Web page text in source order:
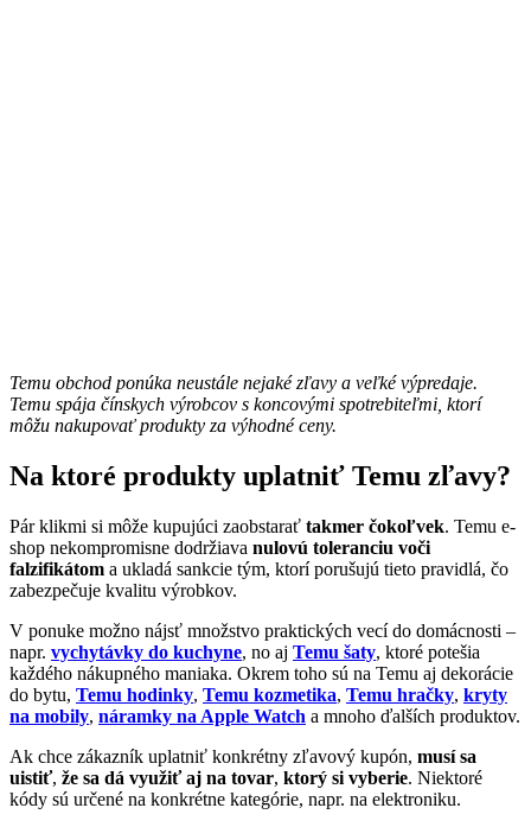
Temu obchod ponúka neustále nejaké zľavy a veľké výpredaje.
Temu spája čínskych výrobcov s koncovými spotrebiteľmi, ktorí
môžu nakupovať produkty za výhodné ceny.
Na ktoré produkty uplatniť Temu zľavy?
Pár klikmi si môže kupujúci zaobstarať takmer čokoľvek. Temu e-
shop nekompromisne dodržiava nulovú toleranciu voči
falzifikátom a ukladá sankcie tým, ktorí porušujú tieto pravidlá, čo
zabezpečuje kvalitu výrobkov.
V ponuke možno nájsť množstvo praktických vecí do domácnosti –
napr. vychytávky do kuchyne, no aj Temu šaty, ktoré potešia
každého nákupného maniaka. Okrem toho sú na Temu aj dekorácie
do bytu, Temu hodinky, Temu kozmetika, Temu hračky, kryty
na mobily, náramky na Apple Watch a mnoho ďalších produktov.
Ak chce zákazník uplatniť konkrétny zľavový kupón, musí sa
uistiť, že sa dá využiť aj na tovar, ktorý si vyberie. Niektoré
kódy sú určené na konkrétne kategórie, napr. na elektroniku.